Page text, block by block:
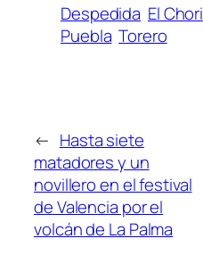
Despedida El Chori
Puebla Torero
← Hasta siete
matadores y un
novillero en el festival
de Valencia por el
volcán de La Palma